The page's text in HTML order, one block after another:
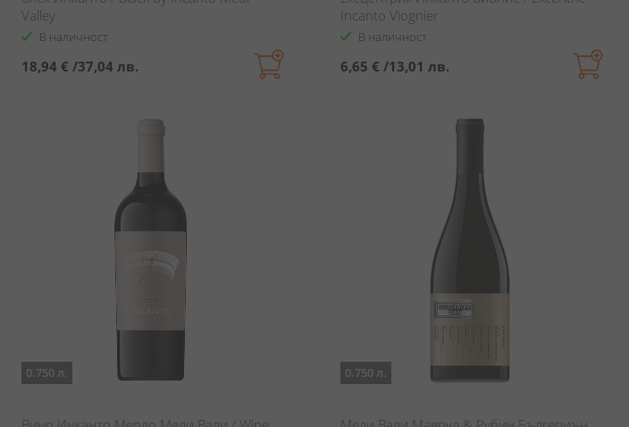
Valley
В наличност
18,94 € /37,04 лв.
Incanto Viognier
В наличност
6,65 € /13,01 лв.
0.750 л. 0.750 л.